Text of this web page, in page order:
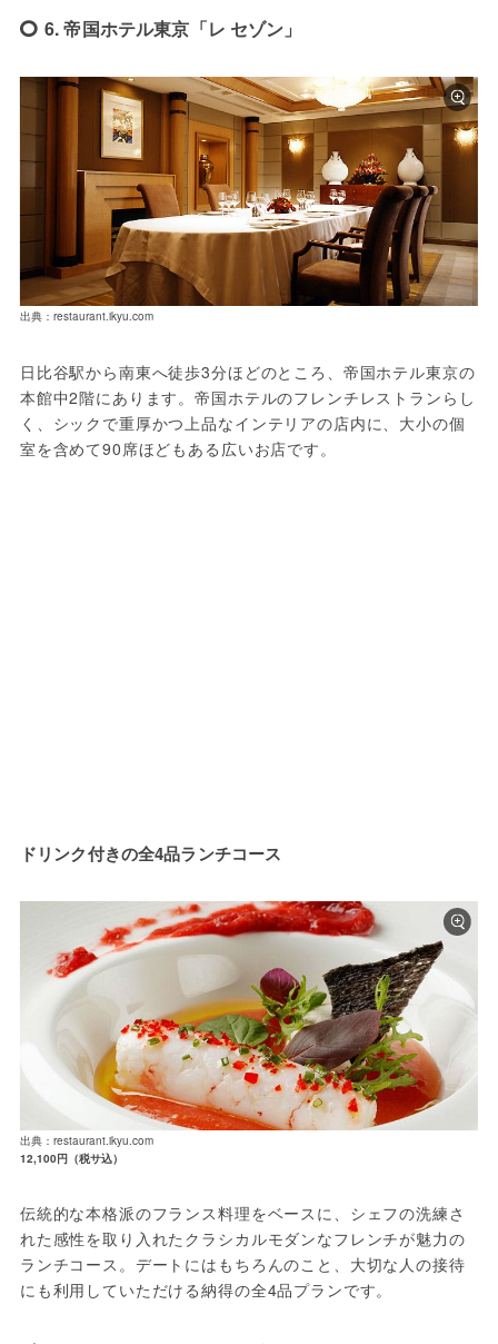
6. 帝国ホテル東京「レ セゾン」
出典：restaurant.ikyu.com
日比谷駅から南東へ徒歩3分ほどのところ、帝国ホテル東京の
本館中2階にあります。帝国ホテルのフレンチレストランらし
く、シックで重厚かつ上品なインテリアの店内に、大小の個
室を含めて90席ほどもある広いお店です。
ドリンク付きの全4品ランチコース
出典：restaurant.ikyu.com
12,100円（税サ込）
伝統的な本格派のフランス料理をベースに、シェフの洗練さ
れた感性を取り入れたクラシカルモダンなフレンチが魅力の
ランチコース。デートにはもちろんのこと、大切な人の接待
にも利用していただける納得の全4品プランです。